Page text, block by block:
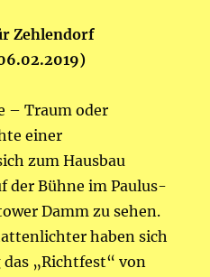
Zehlendorf
– Traum oder
einer
zum Hausbau
der Bühne im Paulus-
Damm zu sehen.
haben sich
„Richtfest“ von